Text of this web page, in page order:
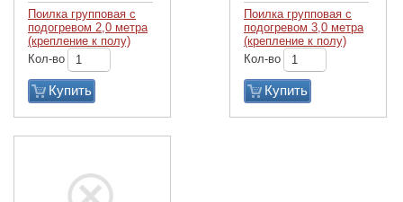
Поилка групповая с
подогревом 2,0 метра
(крепление к полу)
Кол-во
Купить
Поилка групповая с
подогревом 3,0 метра
(крепление к полу)
Кол-во
Купить